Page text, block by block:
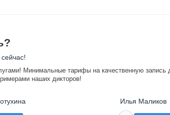
Минимальные тарифы на качественную запись
наших дикторов!
Илья Маликов